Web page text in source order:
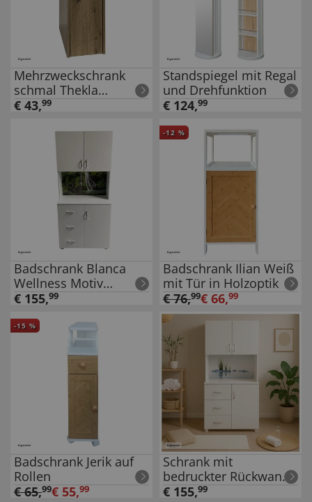
Mehrzweckschrank
schmal Thekla
Artisaneiche
€ 43,99
Standspiegel mit Regal
und Drehfunktion
€ 124,99
Badschrank Blanca
Wellness Motiv
Wasserfall
€ 155,99
-12 %
Badschrank Ilian Weiß
mit Tür in Holzoptik
€76,99€ 66,99
-15 %
Badschrank Jerik auf
Rollen
€65,99€ 55,99
Schrank mit
bedruckter Rückwand
Steine
€ 155,99